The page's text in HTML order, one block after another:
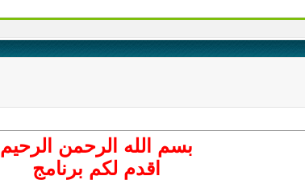
بسم الله الرحمن الرحيم
اقدم لكم برنامج